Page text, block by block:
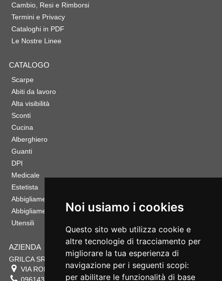
Noi usiamo i cookies
Questo sito web utilizza cookie e
altre tecnologie di tracciamento per
migliorare la tua esperienza di
navigazione per i seguenti scopi:
per abilitare le funzionalità di base
Cambio, Resi e Rimborsi
Termini e Privacy
Cataloghi in PDF
Le Nostre Linee
CATALOGO
Scarpe
Abiti da lavoro
Alta visibilità
Sconti
Cucina
Alberghiero
Guanti
DPI
Medicale
Estetista
Abbigliamento Sportivo
Abbigliamento Bambino
Utensili
AZIENDA
GRILCA SRL
VIA ROMA 180 88054 SERSALE CZ